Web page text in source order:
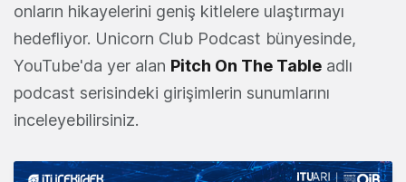
onların hikayelerini geniş kitlelere ulaştırmayı
hedefliyor. Unicorn Club Podcast bünyesinde,
YouTube'da yer alan Pitch On The Table adlı
podcast serisindeki girişimlerin sunumlarını
inceleyebilirsiniz.